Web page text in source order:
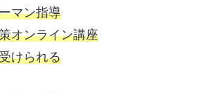
マン指導
オンライン講座
けられる